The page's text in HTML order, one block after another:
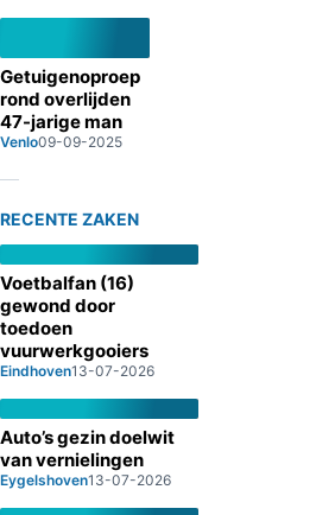
Getuigenoproep
rond overlijden
47-jarige man
Venlo09-09-2025
RECENTE ZAKEN
Voetbalfan (16)
gewond door
toedoen
vuurwerkgooiers
Eindhoven13-07-2026
Auto’s gezin doelwit
van vernielingen
Eygelshoven13-07-2026